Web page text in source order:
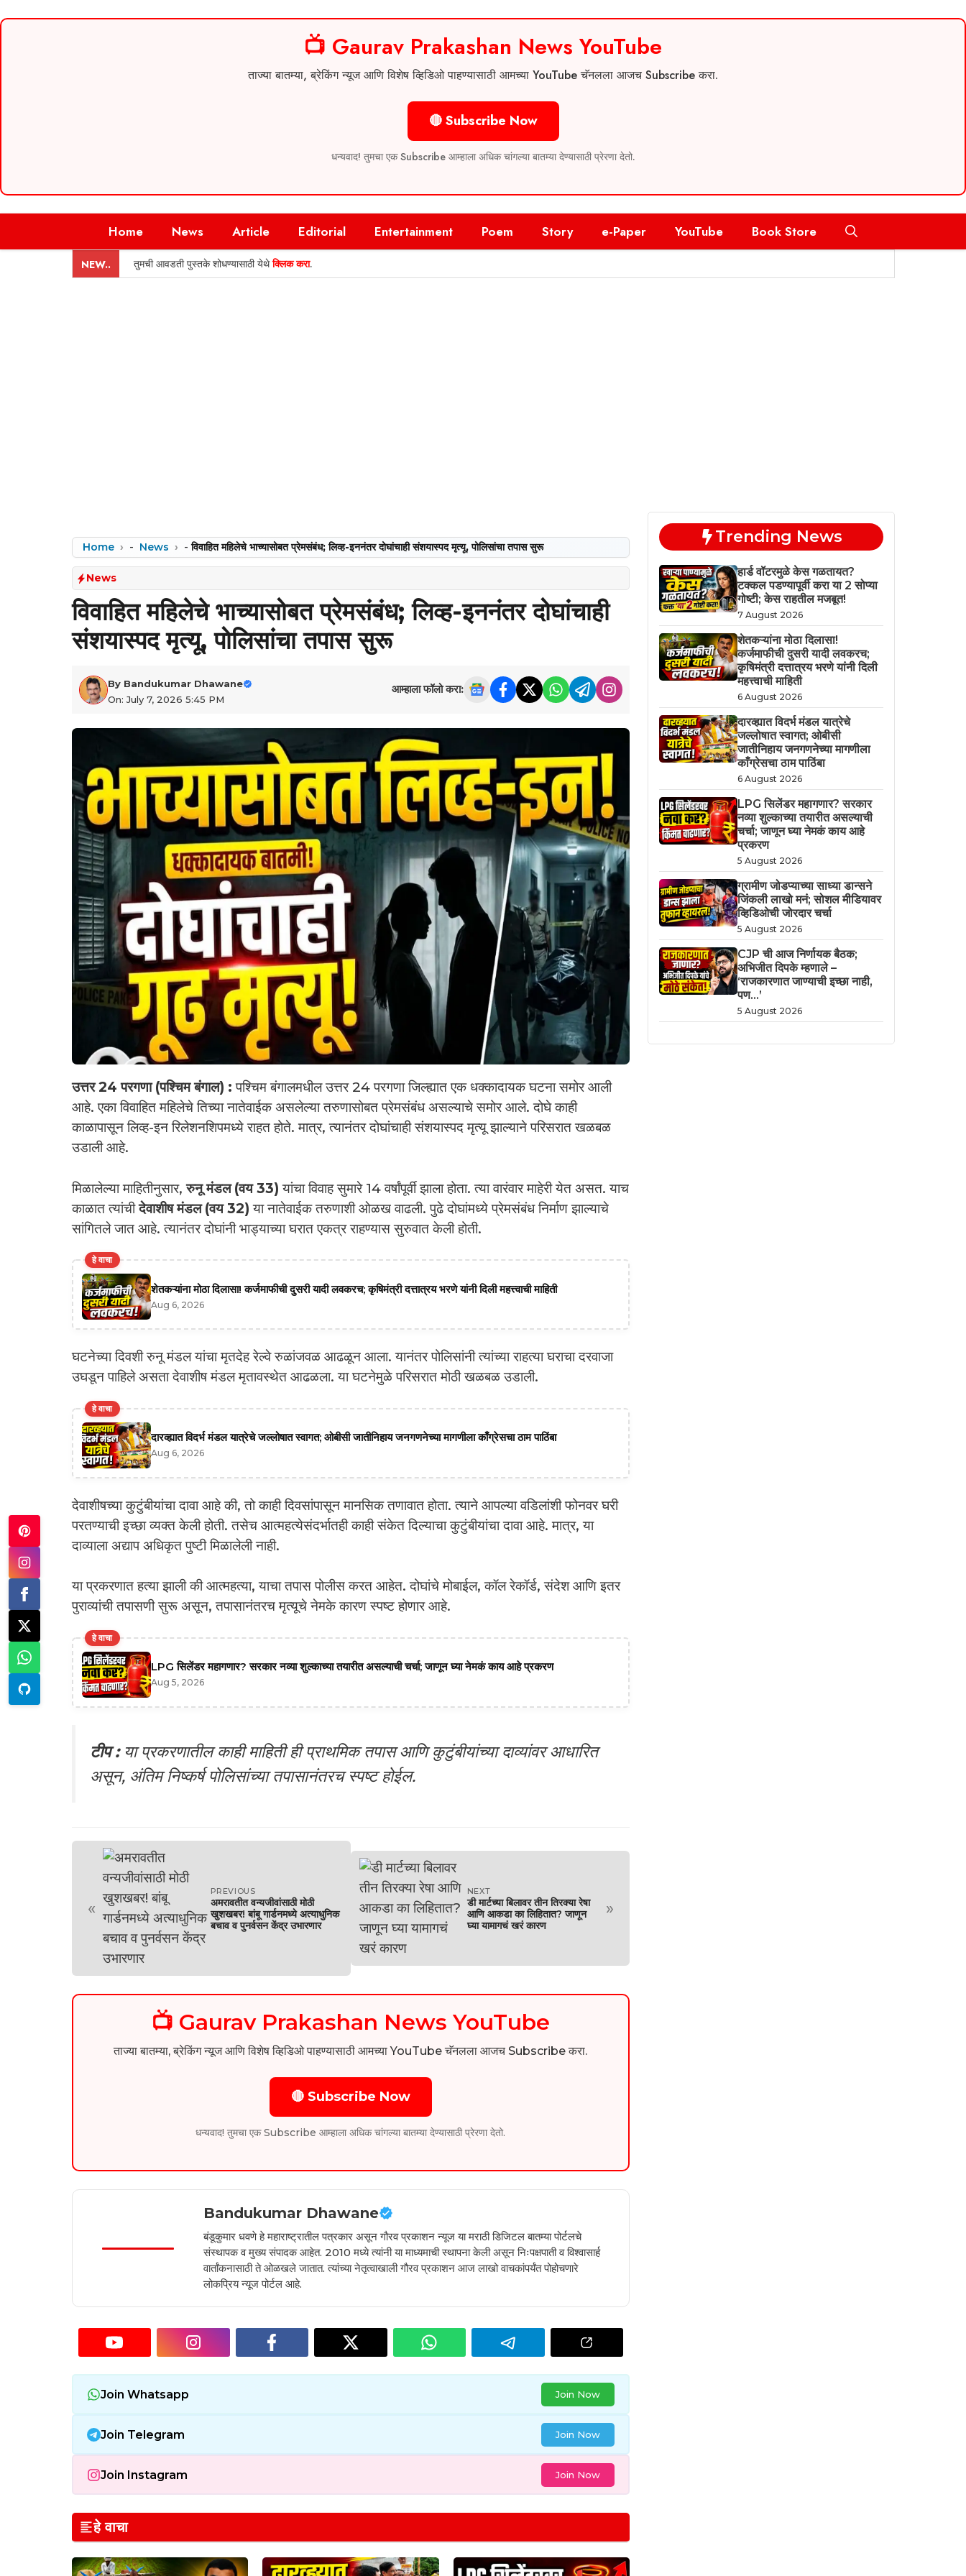
📺 Gaurav Prakashan News YouTube
ताज्या बातम्या, ब्रेकिंग न्यूज आणि विशेष व्हिडिओ पाहण्यासाठी आमच्या YouTube चॅनलला आजच Subscribe करा.
🔴 Subscribe Now
धन्यवाद! तुमचा एक Subscribe आम्हाला अधिक चांगल्या बातम्या देण्यासाठी प्रेरणा देतो.
Home News Article Editorial Entertainment Poem Story e-Paper YouTube Book Store
NEW.. तुमची आवडती पुस्तके शोधण्यासाठी येथेक्लिक करा.
Home - News -विवाहित महिलेचे भाच्यासोबत प्रेमसंबंध; लिव्ह-इननंतर दोघांचाही संशयास्पद मृत्यू, पोलिसांचा तपास सुरू
News
विवाहित महिलेचे भाच्यासोबत प्रेमसंबंध; लिव्ह-इननंतर दोघांचाही
संशयास्पद मृत्यू, पोलिसांचा तपास सुरू
By Bandukumar Dhawane
On: July 7, 2026 5:45 PM
आम्हाला फॉलो करा:
उत्तर 24 परगणा (पश्चिम बंगाल) : पश्चिम बंगालमधील उत्तर 24 परगणा जिल्ह्यात एक धक्कादायक घटना समोर आली
आहे. एका विवाहित महिलेचे तिच्या नातेवाईक असलेल्या तरुणासोबत प्रेमसंबंध असल्याचे समोर आले. दोघे काही
काळापासून लिव्ह-इन रिलेशनशिपमध्ये राहत होते. मात्र, त्यानंतर दोघांचाही संशयास्पद मृत्यू झाल्याने परिसरात खळबळ
उडाली आहे.
मिळालेल्या माहितीनुसार,रुनू मंडल (वय 33) यांचा विवाह सुमारे 14 वर्षांपूर्वी झाला होता. त्या वारंवार माहेरी येत असत. याच
काळात त्यांचीदेवाशीष मंडल (वय 32) या नातेवाईक तरुणाशी ओळख वाढली. पुढे दोघांमध्ये प्रेमसंबंध निर्माण झाल्याचे
सांगितले जात आहे. त्यानंतर दोघांनी भाड्याच्या घरात एकत्र राहण्यास सुरुवात केली होती.
हे वाचा
शेतकऱ्यांना मोठा दिलासा! कर्जमाफीची दुसरी यादी लवकरच; कृषिमंत्री दत्तात्रय भरणे यांनी दिली महत्त्वाची माहिती
Aug 6, 2026
घटनेच्या दिवशी रुनू मंडल यांचा मृतदेह रेल्वे रुळांजवळ आढळून आला. यानंतर पोलिसांनी त्यांच्या राहत्या घराचा दरवाजा
उघडून पाहिले असता देवाशीष मंडल मृतावस्थेत आढळला. या घटनेमुळे परिसरात मोठी खळबळ उडाली.
हे वाचा
दारव्ह्यात विदर्भ मंडल यात्रेचे जल्लोषात स्वागत; ओबीसी जातीनिहाय जनगणनेच्या मागणीला काँग्रेसचा ठाम पाठिंबा
Aug 6, 2026
देवाशीषच्या कुटुंबीयांचा दावा आहे की, तो काही दिवसांपासून मानसिक तणावात होता. त्याने आपल्या वडिलांशी फोनवर घरी
परतण्याची इच्छा व्यक्त केली होती. तसेच आत्महत्येसंदर्भातही काही संकेत दिल्याचा कुटुंबीयांचा दावा आहे. मात्र, या
दाव्याला अद्याप अधिकृत पुष्टी मिळालेली नाही.
या प्रकरणात हत्या झाली की आत्महत्या, याचा तपास पोलीस करत आहेत. दोघांचे मोबाईल, कॉल रेकॉर्ड, संदेश आणि इतर
पुराव्यांची तपासणी सुरू असून, तपासानंतरच मृत्यूचे नेमके कारण स्पष्ट होणार आहे.
हे वाचा
LPG सिलेंडर महागणार? सरकार नव्या शुल्काच्या तयारीत असल्याची चर्चा; जाणून घ्या नेमकं काय आहे प्रकरण
Aug 5, 2026
टीप :या प्रकरणातील काही माहिती ही प्राथमिक तपास आणि कुटुंबीयांच्या दाव्यांवर आधारित
असून, अंतिम निष्कर्ष पोलिसांच्या तपासानंतरच स्पष्ट होईल.
«
PREVIOUS
अमरावतीत वन्यजीवांसाठी मोठी
खुशखबर! बांबू गार्डनमध्ये अत्याधुनिक
बचाव व पुनर्वसन केंद्र उभारणार
NEXT
डी मार्टच्या बिलावर तीन तिरक्या रेषा
आणि आकडा का लिहितात? जाणून
घ्या यामागचं खरं कारण
»
📺 Gaurav Prakashan News YouTube
ताज्या बातम्या, ब्रेकिंग न्यूज आणि विशेष व्हिडिओ पाहण्यासाठी आमच्या YouTube चॅनलला आजच Subscribe करा.
🔴 Subscribe Now
धन्यवाद! तुमचा एक Subscribe आम्हाला अधिक चांगल्या बातम्या देण्यासाठी प्रेरणा देतो.
Bandukumar Dhawane
बंडूकुमार धवणे हे महाराष्ट्रातील पत्रकार असून गौरव प्रकाशन न्यूज या मराठी डिजिटल बातम्या पोर्टलचे
संस्थापक व मुख्य संपादक आहेत. 2010 मध्ये त्यांनी या माध्यमाची स्थापना केली असून निःपक्षपाती व विश्वासार्ह
वार्तांकनासाठी ते ओळखले जातात. त्यांच्या नेतृत्वाखाली गौरव प्रकाशन आज लाखो वाचकांपर्यंत पोहोचणारे
लोकप्रिय न्यूज पोर्टल आहे.
Join Whatsapp Join Now
Join Telegram Join Now
Join Instagram Join Now
हे वाचा
Trending News
हार्ड वॉटरमुळे केस गळतायत?
टक्कल पडण्यापूर्वी करा या 2 सोप्या
गोष्टी; केस राहतील मजबूत!
7 August 2026
शेतकऱ्यांना मोठा दिलासा!
कर्जमाफीची दुसरी यादी लवकरच;
कृषिमंत्री दत्तात्रय भरणे यांनी दिली
महत्त्वाची माहिती
6 August 2026
दारव्ह्यात विदर्भ मंडल यात्रेचे
जल्लोषात स्वागत; ओबीसी
जातीनिहाय जनगणनेच्या मागणीला
काँग्रेसचा ठाम पाठिंबा
6 August 2026
LPG सिलेंडर महागणार? सरकार
नव्या शुल्काच्या तयारीत असल्याची
चर्चा; जाणून घ्या नेमकं काय आहे
प्रकरण
5 August 2026
ग्रामीण जोडप्याच्या साध्या डान्सने
जिंकली लाखो मनं; सोशल मीडियावर
व्हिडिओची जोरदार चर्चा
5 August 2026
CJP ची आज निर्णायक बैठक;
अभिजीत दिपके म्हणाले –
‘राजकारणात जाण्याची इच्छा नाही,
पण…’
5 August 2026